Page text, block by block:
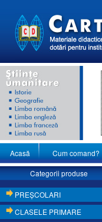
Acasă Cum comand?
Categorii produse
PREŞCOLARI
CLASELE PRIMARE